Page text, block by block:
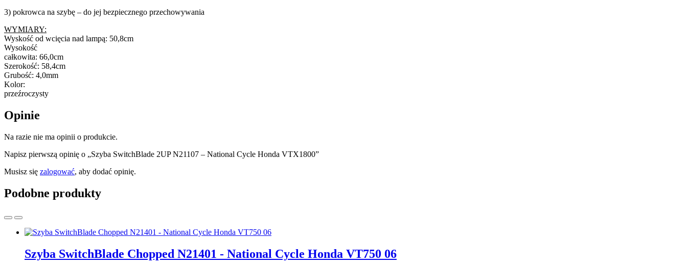
3) pokrowca na szybę – do jej bezpiecznego przechowywania
WYMIARY:
Wyskość od wcięcia nad lampą: 50,8cm
Wysokość
całkowita: 66,0cm
Szerokość: 58,4cm
Grubość: 4,0mm
Kolor:
przeźroczysty
Opinie
Na razie nie ma opinii o produkcie.
Napisz pierwszą opinię o „Szyba SwitchBlade 2UP N21107 – National Cycle Honda VTX1800”
Musisz się zalogować, aby dodać opinię.
Podobne produkty
Szyba SwitchBlade Chopped N21401 - National Cycle Honda VT750 06